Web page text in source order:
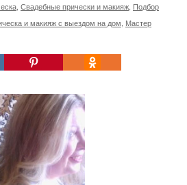
, Свадебные прически и макияж, Подбор
и макияж с выездом на дом, Мастер